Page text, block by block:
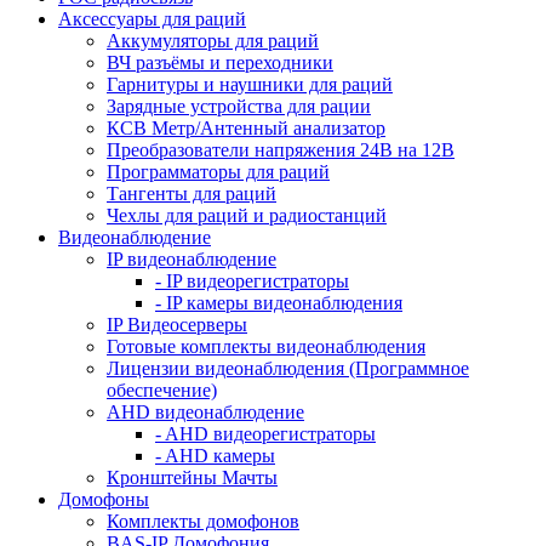
Аксессуары для раций
Аккумуляторы для раций
ВЧ разъёмы и переходники
Гарнитуры и наушники для раций
Зарядные устройства для рации
КСВ Метр/Антенный анализатор
Преобразователи напряжения 24В на 12В
Программаторы для раций
Тангенты для раций
Чехлы для раций и радиостанций
Видеонаблюдение
IP видеонаблюдение
- IP видеорегистраторы
- IP камеры видеонаблюдения
IP Видеосерверы
Готовые комплекты видеонаблюдения
Лицензии видеонаблюдения (Программное
обеспечение)
AHD видеонаблюдение
- AHD видеорегистраторы
- AHD камеры
Кронштейны Мачты
Домофоны
Комплекты домофонов